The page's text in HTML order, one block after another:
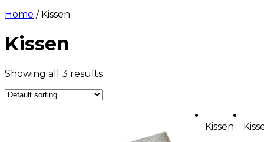
Home / Kissen
Kissen
Showing all 3 results
Kissen